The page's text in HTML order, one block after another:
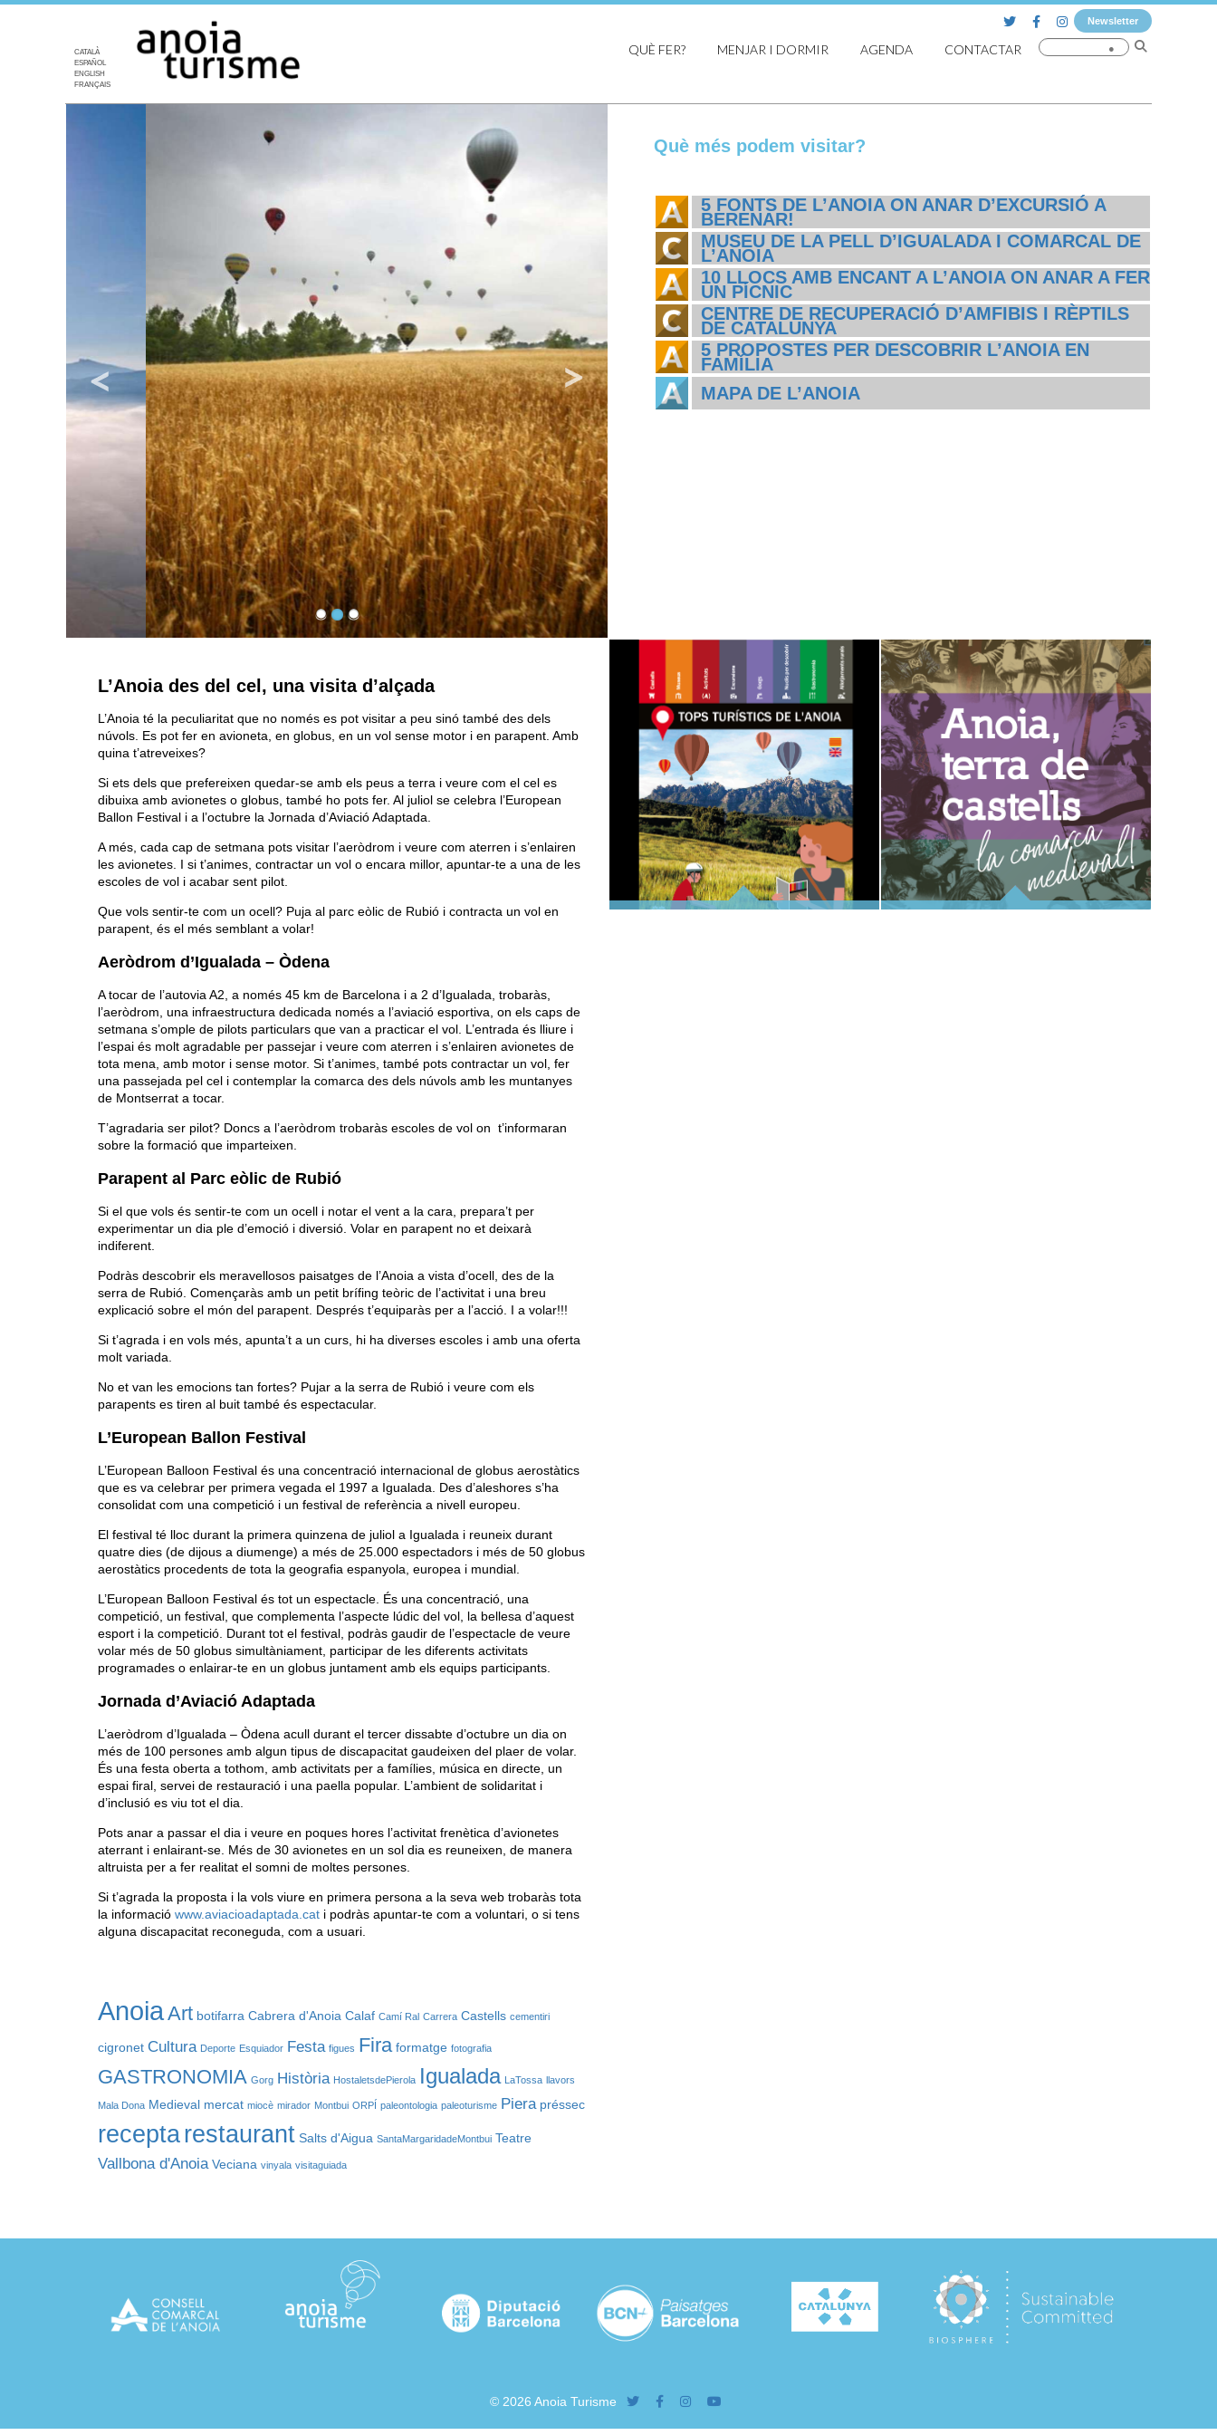
Newsletter
CATALÀ
ESPAÑOL
ENGLISH
FRANÇAIS
QUÈ FER? MENJAR I DORMIR AGENDA CONTACTAR
L’Anoia des del cel, una visita d’alçada
L’Anoia té la peculiaritat que no només es pot visitar a peu sinó també des dels
núvols. Es pot fer en avioneta, en globus, en un vol sense motor i en parapent. Amb
quina t’atreveixes?
Si ets dels que prefereixen quedar-se amb els peus a terra i veure com el cel es
dibuixa amb avionetes o globus, també ho pots fer. Al juliol se celebra l’European
Ballon Festival i a l’octubre la Jornada d’Aviació Adaptada.
A més, cada cap de setmana pots visitar l’aeròdrom i veure com aterren i s’enlairen
les avionetes. I si t’animes, contractar un vol o encara millor, apuntar-te a una de les
escoles de vol i acabar sent pilot.
Que vols sentir-te com un ocell? Puja al parc eòlic de Rubió i contracta un vol en
parapent, és el més semblant a volar!
Aeròdrom d’Igualada – Òdena
A tocar de l’autovia A2, a només 45 km de Barcelona i a 2 d’Igualada, trobaràs,
l’aeròdrom, una infraestructura dedicada només a l’aviació esportiva, on els caps de
setmana s’omple de pilots particulars que van a practicar el vol. L’entrada és lliure i
l’espai és molt agradable per passejar i veure com aterren i s’enlairen avionetes de
tota mena, amb motor i sense motor. Si t’animes, també pots contractar un vol, fer
una passejada pel cel i contemplar la comarca des dels núvols amb les muntanyes
de Montserrat a tocar.
T’agradaria ser pilot? Doncs a l’aeròdrom trobaràs escoles de vol on t’informaran
sobre la formació que imparteixen.
Parapent al Parc eòlic de Rubió
Si el que vols és sentir-te com un ocell i notar el vent a la cara, prepara’t per
experimentar un dia ple d’emoció i diversió. Volar en parapent no et deixarà
indiferent.
Podràs descobrir els meravellosos paisatges de l’Anoia a vista d’ocell, des de la
serra de Rubió. Començaràs amb un petit brífing teòric de l’activitat i una breu
explicació sobre el món del parapent. Després t’equiparàs per a l’acció. I a volar!!!
Si t’agrada i en vols més, apunta’t a un curs, hi ha diverses escoles i amb una oferta
molt variada.
No et van les emocions tan fortes? Pujar a la serra de Rubió i veure com els
parapents es tiren al buit també és espectacular.
L’European Ballon Festival
L’European Balloon Festival és una concentració internacional de globus aerostàtics
que es va celebrar per primera vegada el 1997 a Igualada. Des d’aleshores s’ha
consolidat com una competició i un festival de referència a nivell europeu.
El festival té lloc durant la primera quinzena de juliol a Igualada i reuneix durant
quatre dies (de dijous a diumenge) a més de 25.000 espectadors i més de 50 globus
aerostàtics procedents de tota la geografia espanyola, europea i mundial.
L’European Balloon Festival és tot un espectacle. És una concentració, una
competició, un festival, que complementa l’aspecte lúdic del vol, la bellesa d’aquest
esport i la competició. Durant tot el festival, podràs gaudir de l’espectacle de veure
volar més de 50 globus simultàniament, participar de les diferents activitats
programades o enlairar-te en un globus juntament amb els equips participants.
Jornada d’Aviació Adaptada
L’aeròdrom d’Igualada – Òdena acull durant el tercer dissabte d’octubre un dia on
més de 100 persones amb algun tipus de discapacitat gaudeixen del plaer de volar.
És una festa oberta a tothom, amb activitats per a famílies, música en directe, un
espai firal, servei de restauració i una paella popular. L’ambient de solidaritat i
d’inclusió es viu tot el dia.
Pots anar a passar el dia i veure en poques hores l’activitat frenètica d’avionetes
aterrant i enlairant-se. Més de 30 avionetes en un sol dia es reuneixen, de manera
altruista per a fer realitat el somni de moltes persones.
Si t’agrada la proposta i la vols viure en primera persona a la seva web trobaràs tota
la informació www.aviacioadaptada.cat i podràs apuntar-te com a voluntari, o si tens
alguna discapacitat reconeguda, com a usuari.
AnoiaArt botifarra Cabrera d'Anoia Calaf Camí Ral Carrera Castells cementiri
cigronet Cultura Deporte Esquiador Festa figues Fira formatge fotografia
GASTRONOMIA Gorg Història HostaletsdePierola Igualada LaTossa llavors
Mala Dona Medieval mercat miocè mirador Montbui ORPÍ paleontologia paleoturisme Piera préssec
receptarestaurant Salts d'Aigua SantaMargaridadeMontbui Teatre
Vallbona d'Anoia Veciana vinyala visitaguiada
Què més podem visitar?
5 FONTS DE L’ANOIA ON ANAR D’EXCURSIÓ A
BERENAR!
MUSEU DE LA PELL D’IGUALADA I COMARCAL DE
L’ANOIA
10 LLOCS AMB ENCANT A L’ANOIA ON ANAR A FER
UN PÍCNIC
CENTRE DE RECUPERACIÓ D’AMFIBIS I RÈPTILS
DE CATALUNYA
5 PROPOSTES PER DESCOBRIR L’ANOIA EN
FAMÍLIA
MAPA DE L’ANOIA
© 2026 Anoia Turisme